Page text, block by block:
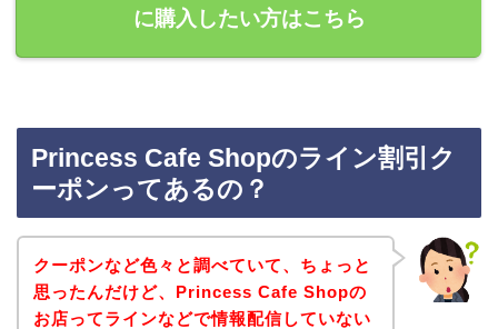
に購入したい方はこちら
Princess Cafe Shopのライン割引ク
ーポンってあるの？
クーポンなど色々と調べていて、ちょっと
思ったんだけど、Princess Cafe Shopの
お店ってラインなどで情報配信していない